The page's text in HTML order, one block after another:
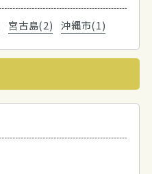
宮古島(2) 沖縄市(1)